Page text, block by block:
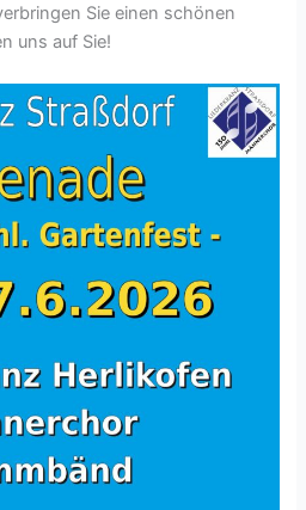
Sie einen schönen
uns auf Sie!